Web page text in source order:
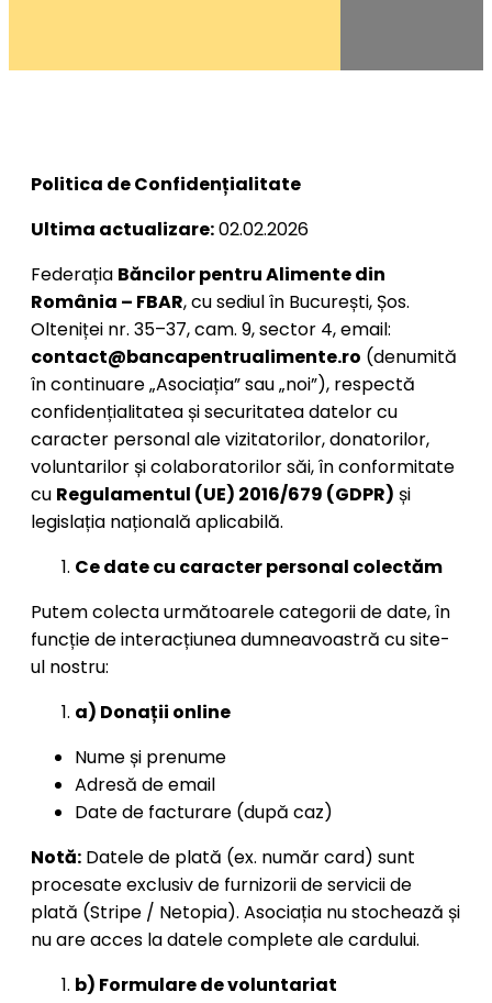
Politica de Confidențialitate
Ultima actualizare:02.02.2026
Federația Băncilor pentru Alimente din
România – FBAR, cu sediul în București, Șos.
Olteniței nr. 35–37, cam. 9, sector 4, email:
contact@bancapentrualimente.ro (denumită
în continuare „Asociația” sau „noi”), respectă
confidențialitatea și securitatea datelor cu
caracter personal ale vizitatorilor, donatorilor,
voluntarilor și colaboratorilor săi, în conformitate
cu Regulamentul (UE) 2016/679 (GDPR) și
legislația națională aplicabilă.
Ce date cu caracter personal colectăm
Putem colecta următoarele categorii de date, în
funcție de interacțiunea dumneavoastră cu site-
ul nostru:
a) Donații online
Nume și prenume
Adresă de email
Date de facturare (după caz)
Notă: Datele de plată (ex. număr card) sunt
procesate exclusiv de furnizorii de servicii de
plată (Stripe / Netopia). Asociația nu stochează și
nu are acces la datele complete ale cardului.
b) Formulare de voluntariat